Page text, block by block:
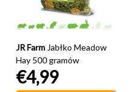
JR Farm Jabłko Meadow
Hay 500 gramów
€4,99